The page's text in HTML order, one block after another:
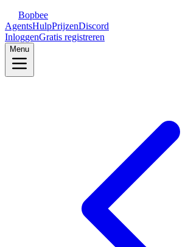
Bopbee
AgentsHulpPrijzenDiscord
InloggenGratis registreren
Menu